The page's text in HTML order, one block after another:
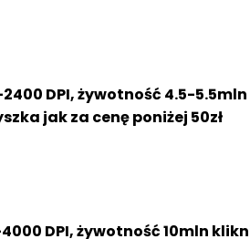
DPI, żywotność 4.5-
jak za cenę poniżej 50zł
DPI, żywotność 10mln